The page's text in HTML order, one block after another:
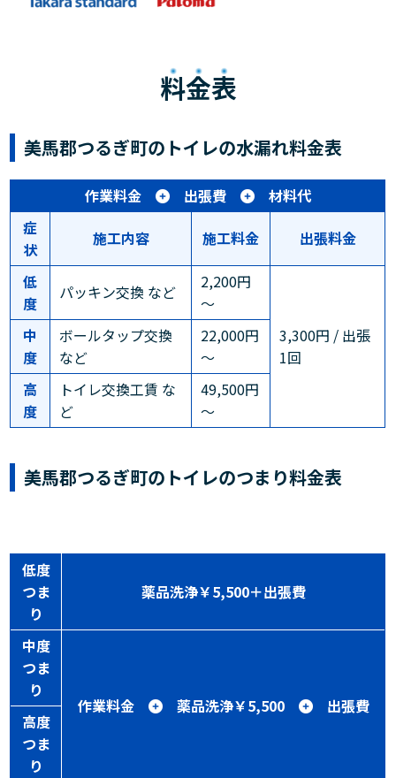
料金表
美馬郡つるぎ町のトイレの水漏れ料金表
作業料金 出張費
材料代
症
状
施工内容 施工料金 出張料金
低
度
パッキン交換 など
2,200円
～
3,300円 / 出張
1回
中
度
ボールタップ交換
など
22,000円
～
高
度
トイレ交換工賃 な
ど
49,500円
～
美馬郡つるぎ町のトイレのつまり料金表
低度
つま
り
薬品洗浄￥5,500＋出張費
中度
つま
り
作業料金 薬品洗浄￥5,500 出張費
高度
つま
り